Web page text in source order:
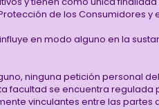
de los Consumidores y
en modo alguno en la
ninguna petición personal
facultad se encuentra
vinculantes entre las